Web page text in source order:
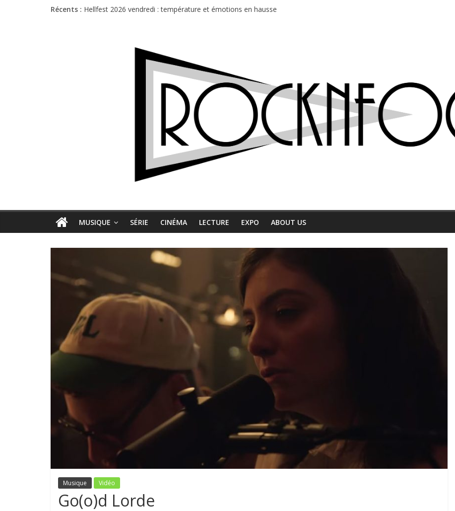
Récents : Hellfest 2026 vendredi : température et émotions en hausse
Jon Spencer & the HITmakers : coup de chaud au café Atlantik
MUSIQUE SÉRIE CINÉMA LECTURE EXPO ABOUT US
Musique Vidéo
Go(o)d Lorde